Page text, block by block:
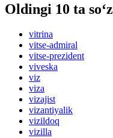
Oldingi 10 ta so‘z
vitrina
vitse-admiral
vitse-prezident
viveska
viz
viza
vizajist
vizantiyalik
vizildoq
vizilla